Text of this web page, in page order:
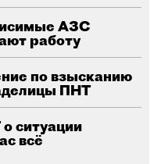
АЗС
работу
по взысканию
ПНТ
ситуации
всё